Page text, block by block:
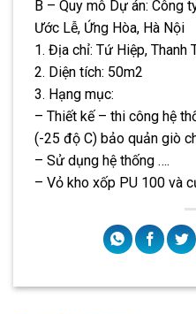
B – Quy mô Dự án: Công
Ước Lễ, Ứng Hòa, Hà Nội
1. Địa chỉ: Tứ Hiệp, Thanh
2. Diện tích: 50m2
3. Hạng mục:
– Thiết kế – thi công hệ
(-25 độ C) bảo quản giò
– Sử dụng hệ thống ….
– Vỏ kho xốp PU 100 và